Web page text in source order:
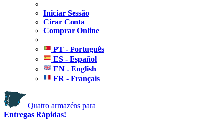
Iniciar Sessão
Cirar Conta
Comprar Online
PT - Português
ES - Español
EN - English
FR - Français
Quatro armazéns para
Entregas Rápidas!